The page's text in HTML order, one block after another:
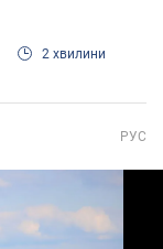
2 хвилини
РУС